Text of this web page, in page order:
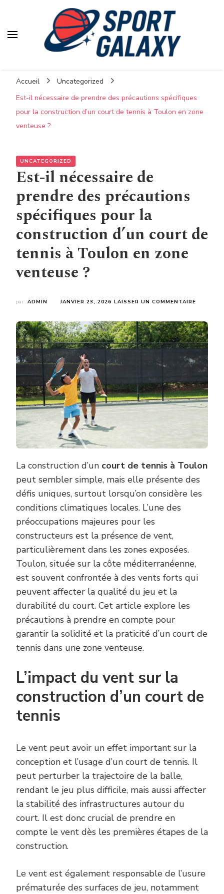
Accueil
Uncategorized
Est-il nécessaire de prendre des précautions spécifiques
pour la construction d’un court de tennis à Toulon en zone
venteuse ?
UNCATEGORIZED
Est-il nécessaire de
prendre des précautions
spécifiques pour la
construction d’un court de
tennis à Toulon en zone
venteuse ?
par ADMIN JANVIER 23, 2026 LAISSER UN COMMENTAIRE
DE
PRENDRE
DES
POUR
LA
D’UN
EN
La construction d’un court de tennis à Toulon
peut sembler simple, mais elle présente des
défis uniques, surtout lorsqu’on considère les
conditions climatiques locales. L’une des
préoccupations majeures pour les
constructeurs est la présence de vent,
particulièrement dans les zones exposées.
Toulon, située sur la côte méditerranéenne,
est souvent confrontée à des vents forts qui
peuvent affecter la qualité du jeu et la
durabilité du court. Cet article explore les
précautions à prendre en compte pour
garantir la solidité et la praticité d’un court de
tennis dans une zone venteuse.
L’impact du vent sur la
construction d’un court de
tennis
Le vent peut avoir un effet important sur la
conception et l’usage d’un court de tennis. Il
peut perturber la trajectoire de la balle,
rendant le jeu plus difficile, mais aussi affecter
la stabilité des infrastructures autour du
court. Il est donc crucial de prendre en
compte le vent dès les premières étapes de la
construction.
Le vent est également responsable de l’usure
prématurée des surfaces de jeu, notamment